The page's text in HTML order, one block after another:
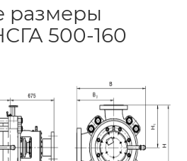
размеры
500-160